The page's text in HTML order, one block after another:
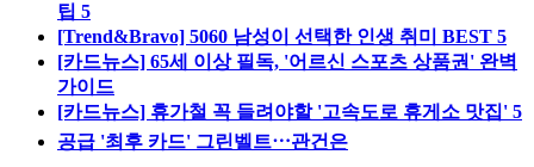
팁 5
[Trend&Bravo] 5060 남성이 선택한 인생 취미 BEST 5
[카드뉴스] 65세 이상 필독, '어르신 스포츠 상품권' 완벽
가이드
[카드뉴스] 휴가철 꼭 들려야할 '고속도로 휴게소 맛집' 5
공급 '최후 카드' 그린벨트⋯관건은